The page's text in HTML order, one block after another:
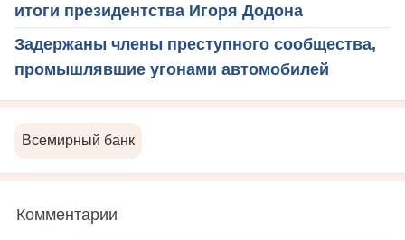
итоги президентства Игоря Додона
Задержаны члены преступного сообщества,
промышлявшие угонами автомобилей
Всемирный банк
Комментарии